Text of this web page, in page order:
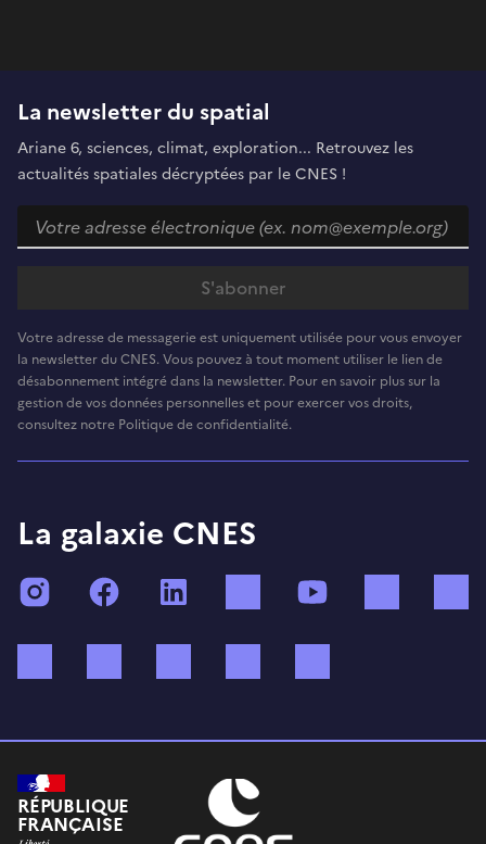
La newsletter du spatial
Ariane 6, sciences, climat, exploration... Retrouvez les
actualités spatiales décryptées par le CNES !
Votre adresse de messagerie est uniquement utilisée pour vous envoyer
la newsletter du CNES. Vous pouvez à tout moment utiliser le lien de
désabonnement intégré dans la newsletter. Pour en savoir plus sur la
gestion de vos données personnelles et pour exercer vos droits,
consultez notre Politique de confidentialité.
La galaxie CNES
InstagramFacebook TikTok
RÉPUBLIQUE
FRANÇAISE